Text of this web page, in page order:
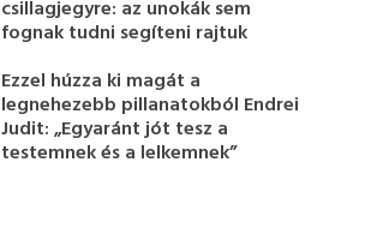
csillagjegyre: az unokák sem
fognak tudni segíteni rajtuk
Ezzel húzza ki magát a
legnehezebb pillanatokból Endrei
Judit: „Egyaránt jót tesz a
testemnek és a lelkemnek”